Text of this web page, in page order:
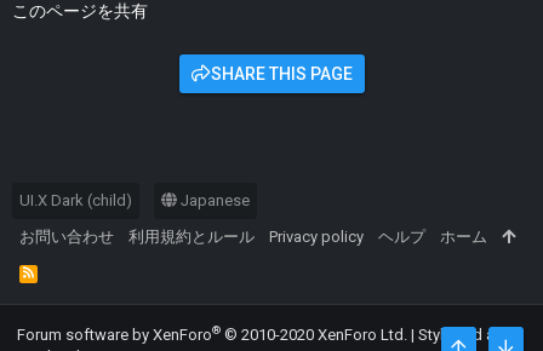
このページを共有
SHARE THIS PAGE
UI.X Dark (child)
Japanese
お問い合わせ
利用規約とルール Privacy policy ヘルプ ホーム
R
S
Forum software by XenForo® © 2010-2020 XenForo Ltd. | Style and add-